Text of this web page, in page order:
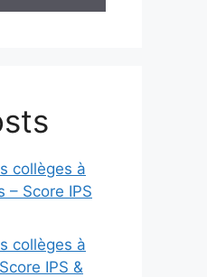
collèges à
– Score IPS
collèges à
IPS &